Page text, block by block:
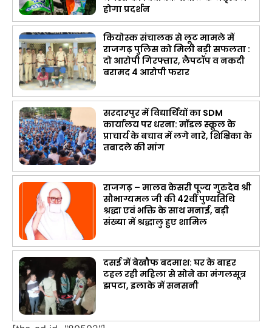
होगा प्रदर्शन
कियोस्क संचालक से लूट मामले में
राजगढ़ पुलिस को मिली बड़ी सफलता :
दो आरोपी गिरफ्तार, लैपटॉप व नकदी
बरामद 4 आरोपी फरार
सरदारपुर में विद्यार्थियों का SDM
कार्यालय पर धरना: मॉडल स्कूल के
प्राचार्य के बचाव में लगे नारे, शिक्षिका के
तबादले की मांग
राजगढ़ – मालव केसरी पूज्य गुरुदेव श्री
सौभाग्यमल जी की 42वीं पुण्यतिथि
श्रद्धा एवं भक्ति के साथ मनाई, बड़ी
संख्या में श्रद्धालु हुए शामिल
दसई में बेखौफ बदमाश: घर के बाहर
टहल रही महिला से सोने का मंगलसूत्र
झपटा, इलाके में सनसनी